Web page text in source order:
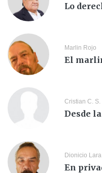
Lo
Marlin Rojo
El
Cristian C. S.
Desde
Dionicio Lara
En